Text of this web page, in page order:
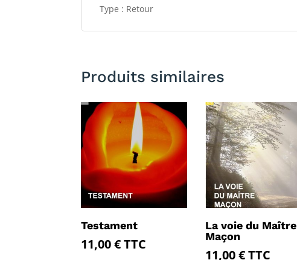
Type : Retour
Produits similaires
Testament
11,00€ TTC
La voie du Maître
Maçon
11,00€TTC